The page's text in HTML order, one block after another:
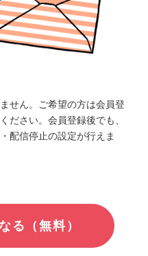
せん。ご希望の方は会員登
ださい。会員登録後でも、
配信停止の設定が行えま
る（無料）